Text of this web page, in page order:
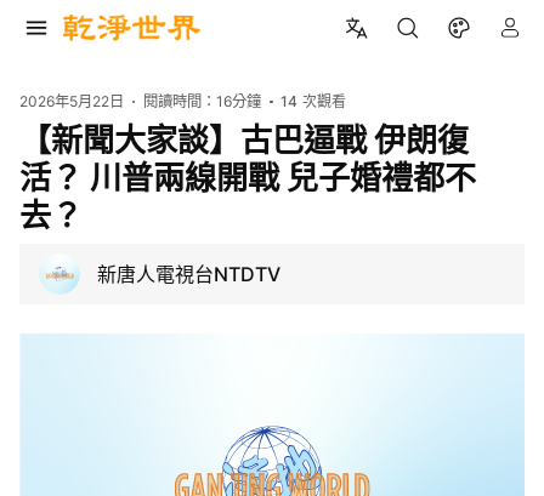
2026年5月22日 閱讀時間：16分鐘 14 次觀看
【新聞大家談】古巴逼戰 伊朗復
活？ 川普兩線開戰 兒子婚禮都不
去？
新唐人電視台NTDTV